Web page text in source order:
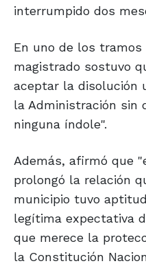
interrumpido dos
En uno de los
magistrado sostuvo
aceptar la disolución
la Administración sin
ninguna índole".
Además, afirmó que
prolongó la relación
municipio tuvo
legítima expectativa
que merece la
la Constitución